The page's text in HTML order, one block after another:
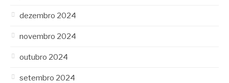
dezembro 2024
novembro 2024
outubro 2024
setembro 2024